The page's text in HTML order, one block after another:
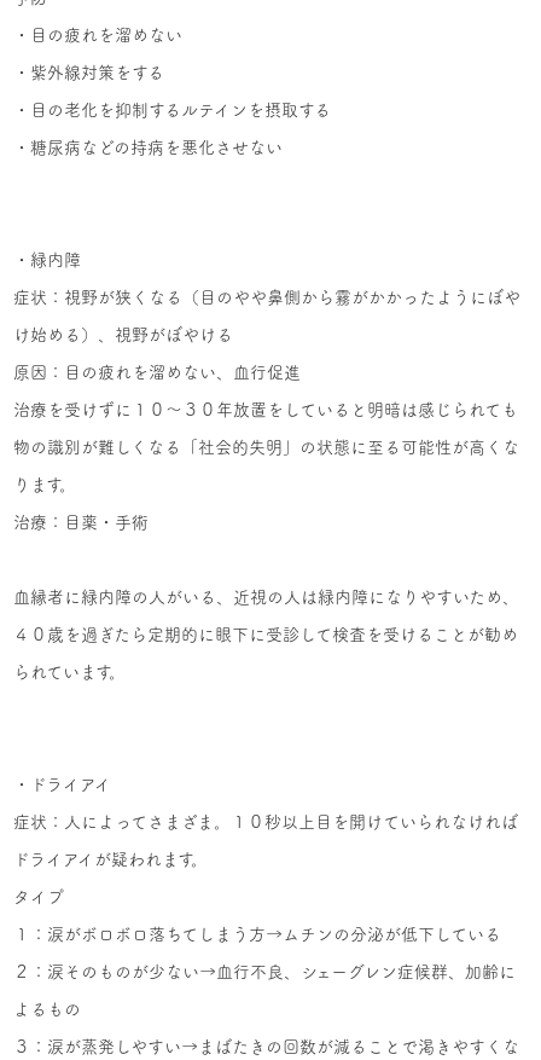
・目の疲れを溜めない
・紫外線対策をする
・目の老化を抑制するルテインを摂取する
・糖尿病などの持病を悪化させない
・緑内障
症状：視野が狭くなる（目のやや鼻側から霧がかかったようにぼや
け始める）、視野がぼやける
原因：目の疲れを溜めない、血行促進
治療を受けずに１０～３０年放置をしていると明暗は感じられても
物の識別が難しくなる「社会的失明」の状態に至る可能性が高くな
ります。
治療：目薬・手術
血縁者に緑内障の人がいる、近視の人は緑内障になりやすいため、
４０歳を過ぎたら定期的に眼下に受診して検査を受けることが勧め
られています。
・ドライアイ
症状：人によってさまざま。１０秒以上目を開けていられなければ
ドライアイが疑われます。
タイプ
１：涙がボロボロ落ちてしまう方→ムチンの分泌が低下している
２：涙そのものが少ない→血行不良、シェーグレン症候群、加齢に
よるもの
３：涙が蒸発しやすい→まばたきの回数が減ることで渇きやすくな